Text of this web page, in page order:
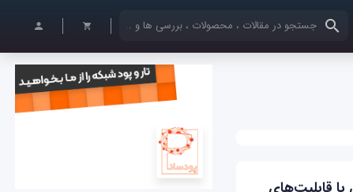
کلمات کلیدی خود را وارد کنید